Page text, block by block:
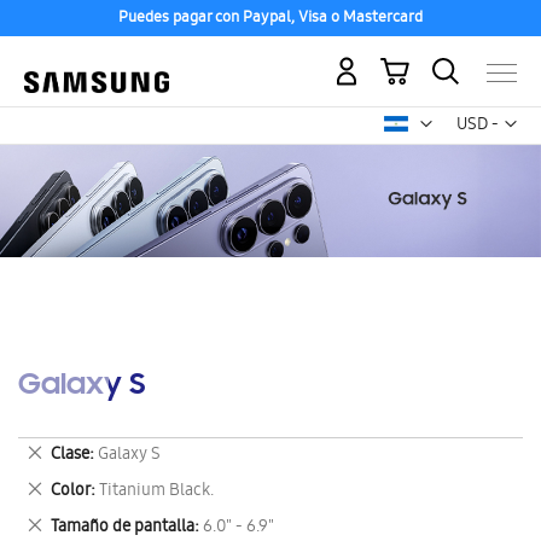
Puedes pagar con Paypal, Visa o Mastercard
USD -
dólar
Mi carrito
Galaxy S
Clase Galaxy S
Eliminar
este
artículo
Color Titanium Black.
Eliminar
este
Tamaño de pantalla 6.0" - 6.9"
Eliminar